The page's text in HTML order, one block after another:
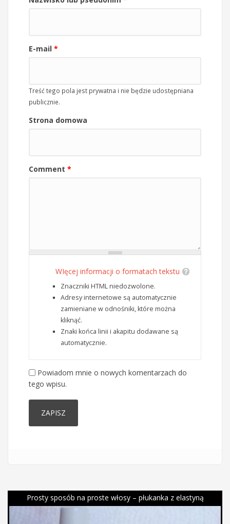
E-mail *
Treść tego pola jest prywatna i nie będzie udostępniana
publicznie.
Strona domowa
Comment *
WIęcej informacji o formatach tekstu
Znaczniki HTML niedozwolone.
Adresy internetowe są automatycznie
zamieniane w odnośniki, które można
kliknąć.
Znaki końca linii i akapitu dodawane są
automatycznie.
Powiadom mnie o nowych komentarzach do
tego wpisu.
Prosty sposób na proste włosy – płukanka z elastyną